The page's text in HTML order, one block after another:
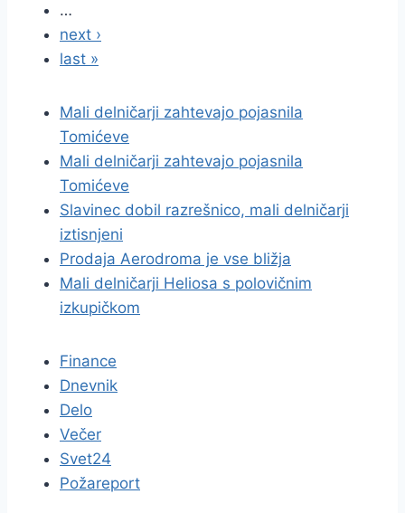
…
next ›
last »
Mali delničarji zahtevajo pojasnila
Tomićeve
Mali delničarji zahtevajo pojasnila
Tomićeve
Slavinec dobil razrešnico, mali delničarji
iztisnjeni
Prodaja Aerodroma je vse bližja
Mali delničarji Heliosa s polovičnim
izkupičkom
Finance
Dnevnik
Delo
Večer
Svet24
Požareport